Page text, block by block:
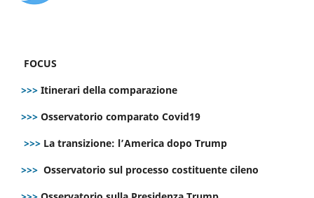
FOCUS
>>> Itinerari della comparazione
>>> Osservatorio comparato Covid19
>>> La transizione: l’America dopo Trump
>>> Osservatorio sul processo costituente cileno